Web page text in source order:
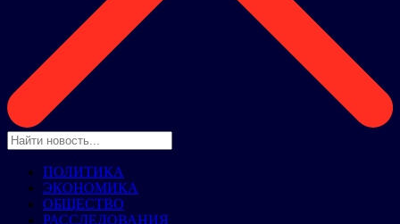
ПОЛИТИКА
ЭКОНОМИКА
ОБЩЕСТВО
РАССЛЕДОВАНИЯ